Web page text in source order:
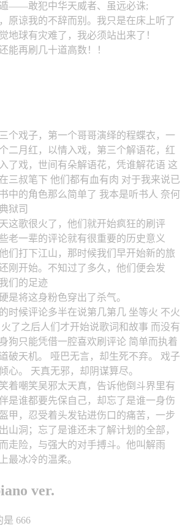
——敢犯中华天威者、虽远必诛;
原谅我的不辞而别。我只是在床上听了
地球有灾难了，我必须站出来了！
能再刷几十道高数！！
个戏子，第一个哥哥演绎的程蝶衣，一
二月红，以情入戏，第三个解语花，红
了戏，世间有朵解语花，凭谁解花语 这
三叔笔下 他们都有血有肉 对于我来说已
中的角色那么简单了 我本是听书人 奈何
狱司
这歌很火了，他们就开始疯狂的刷评
老一辈的评论就有很重要的历史意义
们打下江山，那时候我们早开始新的旅
刚开始。不知过了多久，他们便会发
们的足迹
是将这身粉色穿出了杀气。
时候评论多半在说第几第几 坐等火 不火
了之后人们才开始说歌词和故事 而没有
狗只能凭借一腔喜欢刷评论 简单而执着
破天机。 哑巴无言，却生死不弃。 戏子
心。 天真无邪，却阴谋算尽。
着嘲笑吴邪太天真，告诉他倒斗界里有
是谁都要先保自己，却忘了是谁一身伤
甲，忍受着头发钻进伤口的痛苦，一步
山洞；忘了是谁还未了解计划的全部，
走险，与强大的对手搏斗。他叫解雨
最冰冷的温柔。
ver.
是 666